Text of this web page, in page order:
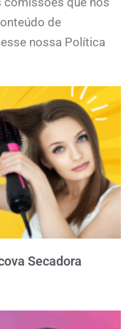
de
nossa Política
Secadora